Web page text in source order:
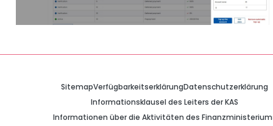
SitemapVerfügbarkeitserklärungDatenschutzerklärung
Informationsklausel des Leiters der KAS
Informationen über die Aktivitäten des